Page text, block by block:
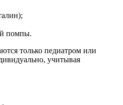
помпы.
только педиатром или
учитывая